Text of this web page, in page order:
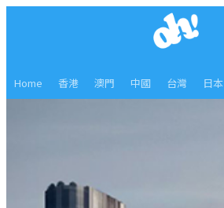
Home 香港 澳門 中國 台灣 日本